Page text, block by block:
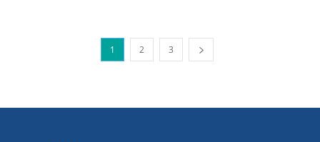
1 2 3